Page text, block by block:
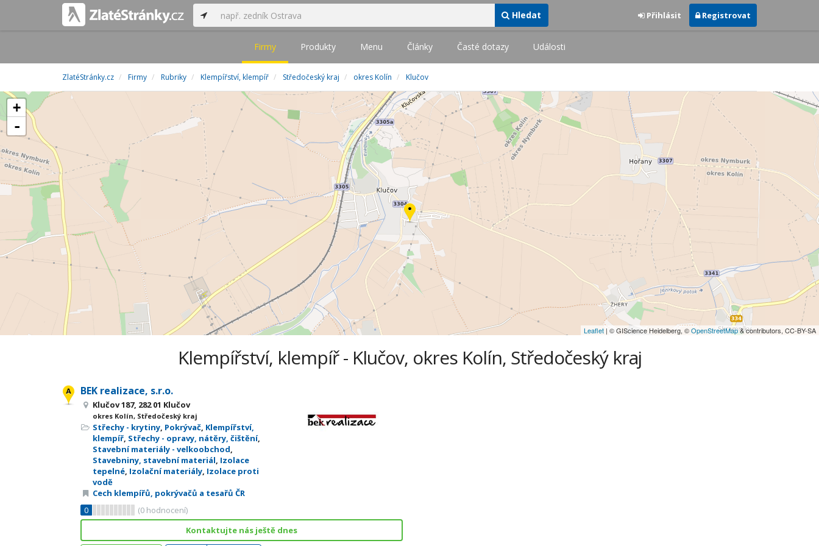
Hledat Přihlásit Registrovat
Firmy Produkty Menu Články Časté dotazy Události
ZlatéStránky.cz Firmy Rubriky Klempířství, klempíř Středočeský kraj okres Kolín Klučov
+
-
Leaflet | © GIScience Heidelberg, ©OpenStreetMap& contributors, CC-BY-SA
Klempířství, klempíř - Klučov, okres Kolín, Středočeský kraj
BEK realizace, s.r.o.
Klučov 187, 282 01 Klučov
okres Kolín, Středočeský kraj
Střechy - krytiny, Pokrývač, Klempířství,
klempíř, Střechy - opravy, nátěry, čištění,
Stavební materiály - velkoobchod,
Stavebniny, stavební materiál, Izolace
tepelné, Izolační materiály, Izolace proti
vodě
Cech klempířů, pokrývačů a tesařů ČR
0
(0 hodnocení)
Kontaktujte nás ještě dnes